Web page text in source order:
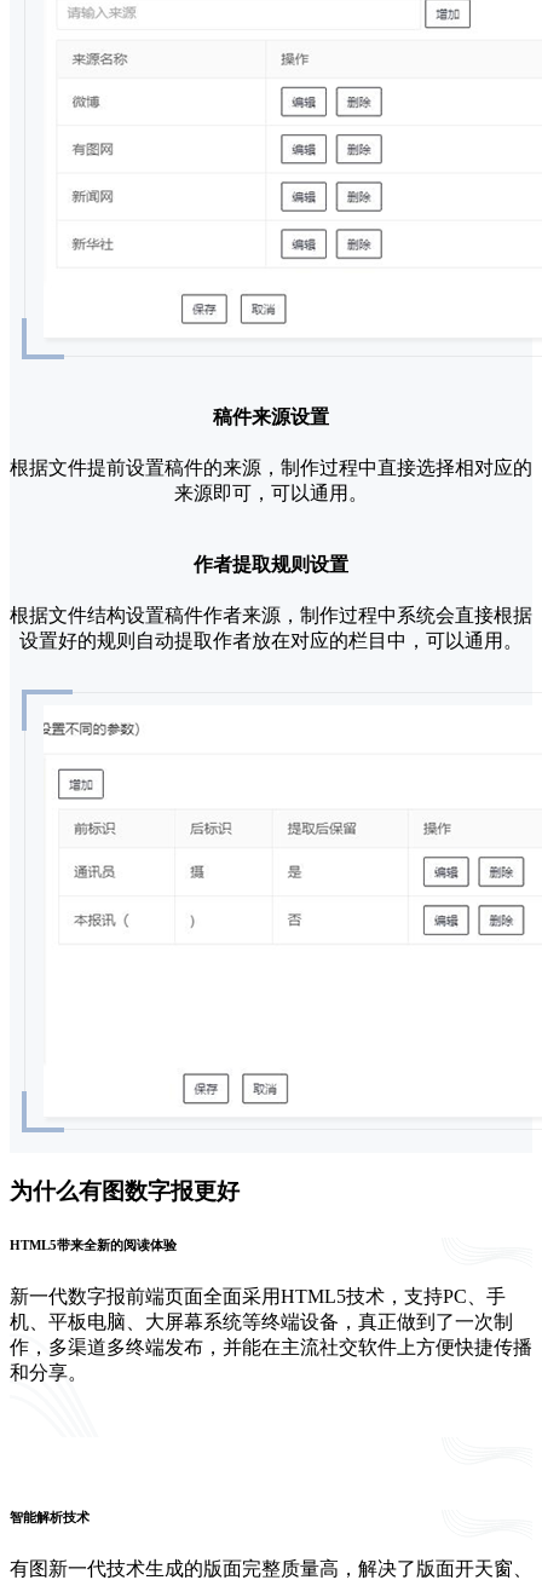
稿件来源设置
根据文件提前设置稿件的来源，制作过程中直接选择相对应的
来源即可，可以通用。
作者提取规则设置
根据文件结构设置稿件作者来源，制作过程中系统会直接根据
设置好的规则自动提取作者放在对应的栏目中，可以通用。
为什么有图数字报更好
HTML5带来全新的阅读体验
新一代数字报前端页面全面采用HTML5技术，支持PC、手
机、平板电脑、大屏幕系统等终端设备，真正做到了一次制
作，多渠道多终端发布，并能在主流社交软件上方便快捷传播
和分享。
智能解析技术
有图新一代技术生成的版面完整质量高，解决了版面开天窗、